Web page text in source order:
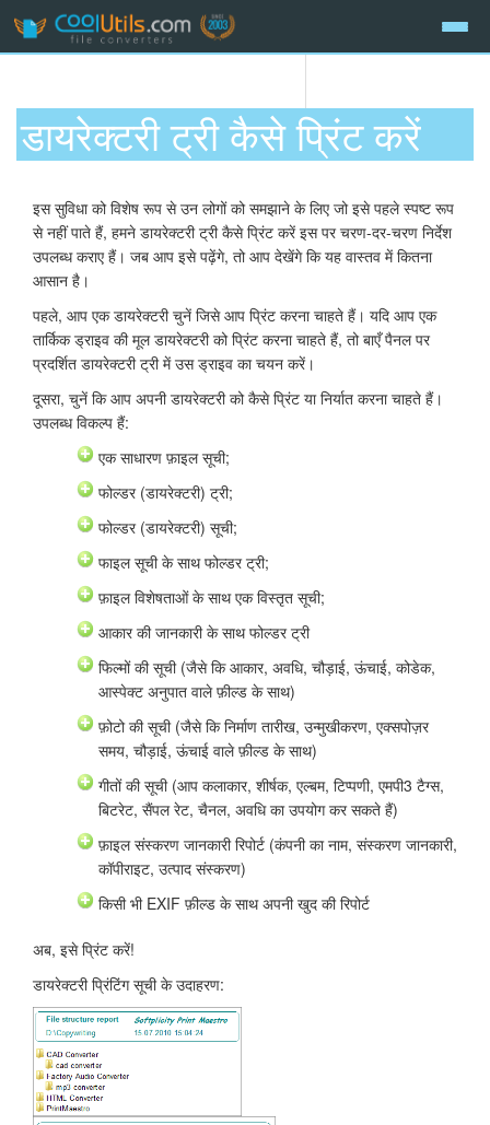
डायरेक्टरी ट्री कैसे प्रिंट करें
इस सुविधा को विशेष रूप से उन लोगों को समझाने के लिए जो इसे पहले स्पष्ट रूप
से नहीं पाते हैं, हमने डायरेक्टरी ट्री कैसे प्रिंट करें इस पर चरण-दर-चरण निर्देश
उपलब्ध कराए हैं। जब आप इसे पढ़ेंगे, तो आप देखेंगे कि यह वास्तव में कितना
आसान है।
पहले, आप एक डायरेक्टरी चुनें जिसे आप प्रिंट करना चाहते हैं। यदि आप एक
तार्किक ड्राइव की मूल डायरेक्टरी को प्रिंट करना चाहते हैं, तो बाएँ पैनल पर
प्रदर्शित डायरेक्टरी ट्री में उस ड्राइव का चयन करें।
दूसरा, चुनें कि आप अपनी डायरेक्टरी को कैसे प्रिंट या निर्यात करना चाहते हैं।
उपलब्ध विकल्प हैं:
एक साधारण फ़ाइल सूची;
फोल्डर (डायरेक्टरी) ट्री;
फोल्डर (डायरेक्टरी) सूची;
फाइल सूची के साथ फोल्डर ट्री;
फ़ाइल विशेषताओं के साथ एक विस्तृत सूची;
आकार की जानकारी के साथ फोल्डर ट्री
फिल्मों की सूची (जैसे कि आकार, अवधि, चौड़ाई, ऊंचाई, कोडेक,
आस्पेक्ट अनुपात वाले फ़ील्ड के साथ)
फ़ोटो की सूची (जैसे कि निर्माण तारीख, उन्मुखीकरण, एक्सपोज़र
समय, चौड़ाई, ऊंचाई वाले फ़ील्ड के साथ)
गीतों की सूची (आप कलाकार, शीर्षक, एल्बम, टिप्पणी, एमपी3 टैग्स,
बिटरेट, सैंपल रेट, चैनल, अवधि का उपयोग कर सकते हैं)
फ़ाइल संस्करण जानकारी रिपोर्ट (कंपनी का नाम, संस्करण जानकारी,
कॉपीराइट, उत्पाद संस्करण)
किसी भी EXIF फ़ील्ड के साथ अपनी खुद की रिपोर्ट
अब, इसे प्रिंट करें!
डायरेक्टरी प्रिंटिंग सूची के उदाहरण: